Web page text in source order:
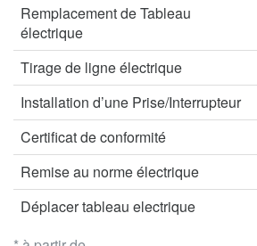
Remplacement de Tableau
électrique
Tirage de ligne électrique
Installation d’une Prise/Interrupteur
Certificat de conformité
Remise au norme électrique
Déplacer tableau electrique